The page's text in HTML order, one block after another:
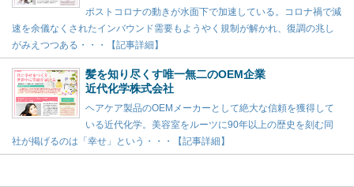
ポストコロナの動きが水面下で加速している。コロナ禍で減
速を余儀なくされたインバウンド需要もようやく規制が解かれ、復調の兆し
がみえつつある・・・【記事詳細】
髪を知り尽くす唯一無二のOEM企業
近代化学株式会社
ヘアケア製品のOEMメーカーとして絶大な信頼を獲得して
いる近代化学。美容室をルーツに90年以上の歴史を刻む同
社が掲げるのは「幸せ」という・・・【記事詳細】